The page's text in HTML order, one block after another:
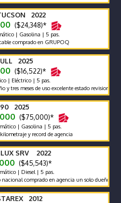
2022
($24,348)*
| Gasolina | 5 pas.
en GRUPOQ
2025
($16,522)*
| Eléctrico | 5 pas.
meses de uso excelente estado revision reciente
2025
($75,000)*
| Gasolina | 5 pas.
y record de agencia
SRV 2022
($45,543)*
| Diesel | 5 pas.
comprado en agencia un solo dueño récord y
2012